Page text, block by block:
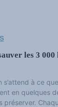
les 3 000
s’attend à ce
en quelques